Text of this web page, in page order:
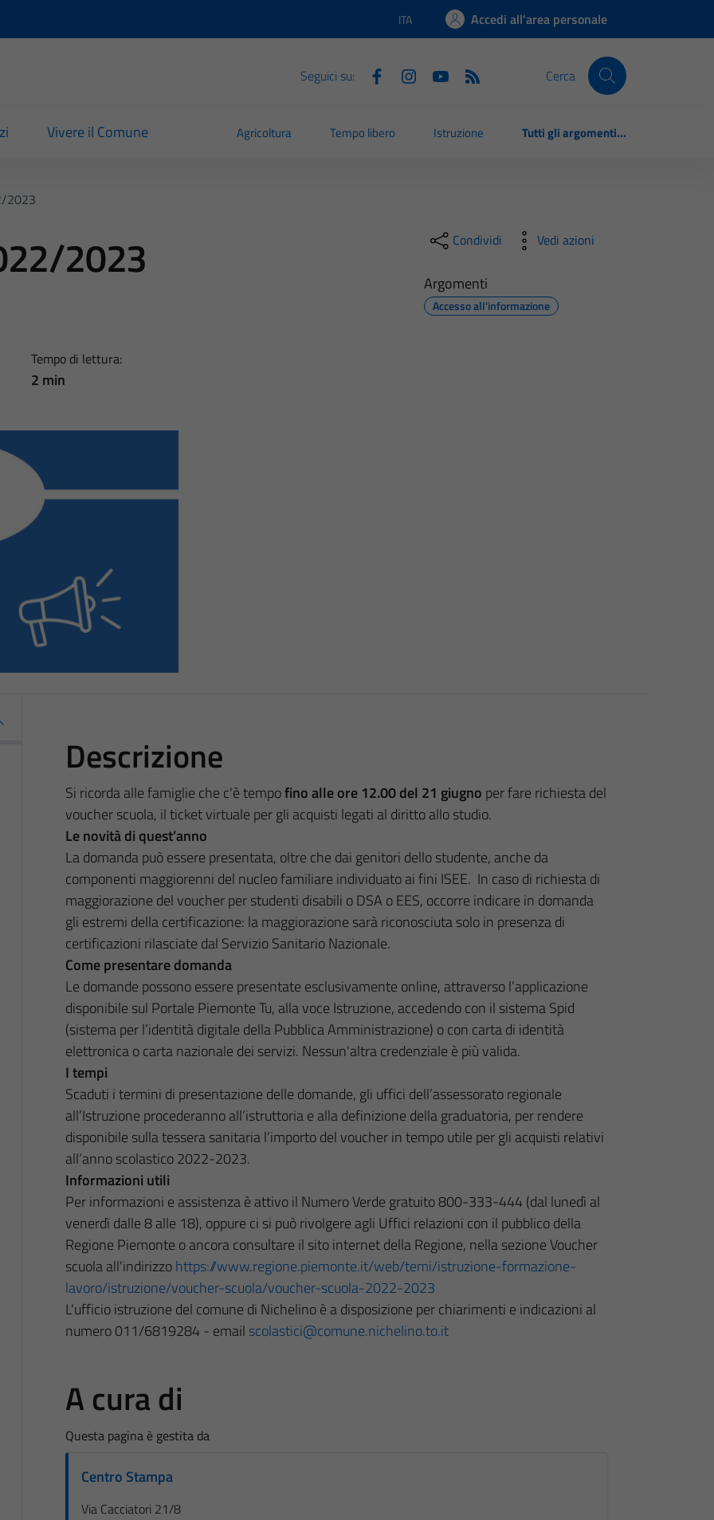
Lingua attiva:
ITA Accedi all'area personale
Seguici su: Cerca
Vivere il Comune Agricoltura Tempo libero Istruzione Tutti gli argomenti...
2023
2023
Tempo di lettura:
2 min
Condividi Vedi azioni
Argomenti
Accesso all'informazione
Descrizione
Si ricorda alle famiglie che c'è tempofino alle ore 12.00 del 21 giugno per fare richiesta del
voucher scuola, il ticket virtuale per gli acquisti legati al diritto allo studio.
Le novità di quest’anno
La domanda può essere presentata, oltre che dai genitori dello studente, anche da
componenti maggiorenni del nucleo familiare individuato ai fini ISEE. In caso di richiesta di
maggiorazione del voucher per studenti disabili o DSA o EES, occorre indicare in domanda
gli estremi della certificazione: la maggiorazione sarà riconosciuta solo in presenza di
certificazioni rilasciate dal Servizio Sanitario Nazionale.
Come presentare domanda
Le domande possono essere presentate esclusivamente online, attraverso l’applicazione
disponibile sul Portale Piemonte Tu, alla voce Istruzione, accedendo con il sistema Spid
(sistema per l’identità digitale della Pubblica Amministrazione) o con carta di identità
elettronica o carta nazionale dei servizi. Nessun'altra credenziale è più valida.
I tempi
Scaduti i termini di presentazione delle domande, gli uffici dell’assessorato regionale
all’Istruzione procederanno all’istruttoria e alla definizione della graduatoria, per rendere
disponibile sulla tessera sanitaria l’importo del voucher in tempo utile per gli acquisti relativi
all’anno scolastico 2022-2023.
Informazioni utili
Per informazioni e assistenza è attivo il Numero Verde gratuito 800-333-444 (dal lunedì al
venerdì dalle 8 alle 18), oppure ci si può rivolgere agli Uffici relazioni con il pubblico della
Regione Piemonte o ancora consultare il sito internet della Regione, nella sezione Voucher
scuola all'indirizzohttps://www.regione.piemonte.it/web/temi/istruzione-formazione-
lavoro/istruzione/voucher-scuola/voucher-scuola-2022-2023
L'ufficio istruzione del comune di Nichelino è a disposizione per chiarimenti e indicazioni al
numero 011/6819284 - email scolastici@comune.nichelino.to.it
A cura di
Questa pagina è gestita da
Centro Stampa
Via Cacciatori 21/8